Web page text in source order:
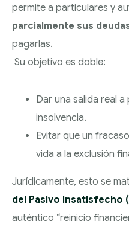
permite a particulares y
parcialmente sus
pagarlas.
Su objetivo es doble:
Dar una salida real
insolvencia.
Evitar que un
vida a la exclusión
Jurídicamente, esto se
del Pasivo Insatisfecho
auténtico “reinicio